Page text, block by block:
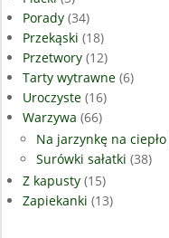
Porady (34)
Przekąski (18)
Przetwory (12)
Tarty wytrawne (6)
Uroczyste (16)
Warzywa (66)
Na jarzynkę na ciepło
Surówki sałatki (38)
Z kapusty (15)
Zapiekanki (13)